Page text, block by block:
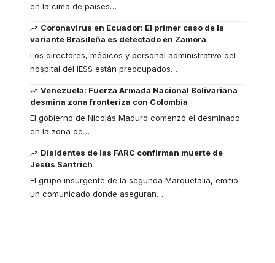
en la cima de países…
Coronavirus en Ecuador: El primer caso de la
variante Brasileña es detectado en Zamora
Los directores, médicos y personal administrativo del
hospital del IESS están preocupados…
Venezuela: Fuerza Armada Nacional Bolivariana
desmina zona fronteriza con Colombia
El gobierno de Nicolás Maduro comenzó el desminado
en la zona de…
Disidentes de las FARC confirman muerte de
Jesús Santrich
El grupo insurgente de la segunda Marquetalia, emitió
un comunicado donde aseguran…